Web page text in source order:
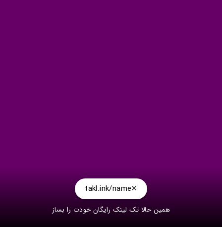
takl.ink/name
همین حالا تک لینک رایگان خودت را بساز